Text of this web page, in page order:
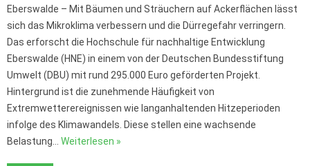
Eberswalde – Mit Bäumen und Sträuchern auf Ackerflächen lässt
sich das Mikroklima verbessern und die Dürregefahr verringern.
Das erforscht die Hochschule für nachhaltige Entwicklung
Eberswalde (HNE) in einem von der Deutschen Bundesstiftung
Umwelt (DBU) mit rund 295.000 Euro geförderten Projekt.
Hintergrund ist die zunehmende Häufigkeit von
Extremwetterereignissen wie langanhaltenden Hitzeperioden
infolge des Klimawandels. Diese stellen eine wachsende
Belastung… Weiterlesen »